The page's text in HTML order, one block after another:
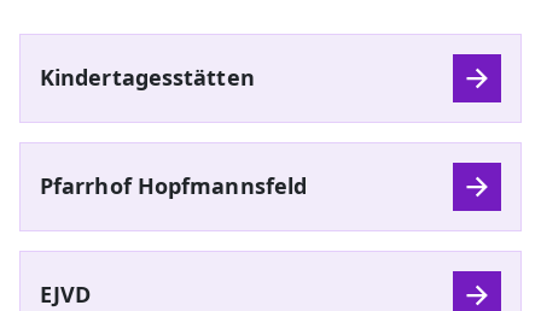
Kindertagesstätten
Pfarrhof Hopfmannsfeld
EJVD